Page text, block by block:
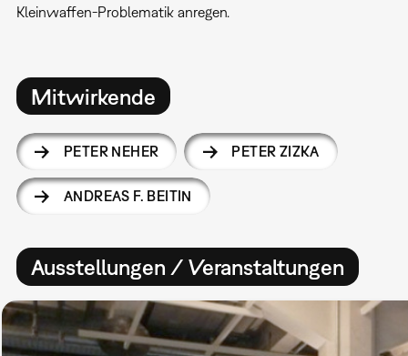
Kleinwaffen-Problematik anregen.
Mitwirkende
PETER NEHER PETER ZIZKA
ANDREAS F. BEITIN
Ausstellungen / Veranstaltungen